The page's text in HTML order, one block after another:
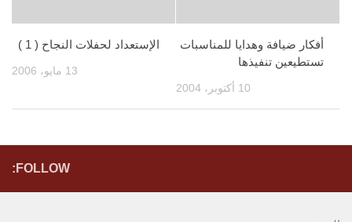
الإستعداد لحفلات النجاح ( 1 )
13 مايو، 2006
أفكار ضيافة وهدايا للمناسبات
تستطيعين تنفيذها
10 أكتوبر، 2004
FOLLOW: